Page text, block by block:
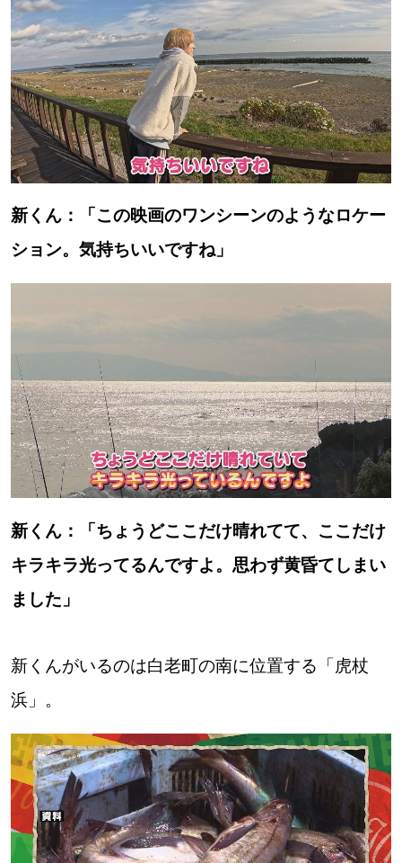
新くん：「この映画のワンシーンのようなロケー
ション。気持ちいいですね」
新くん：「ちょうどここだけ晴れてて、ここだけ
キラキラ光ってるんですよ。思わず黄昏てしまい
ました」
新くんがいるのは白老町の南に位置する「虎杖
浜」。